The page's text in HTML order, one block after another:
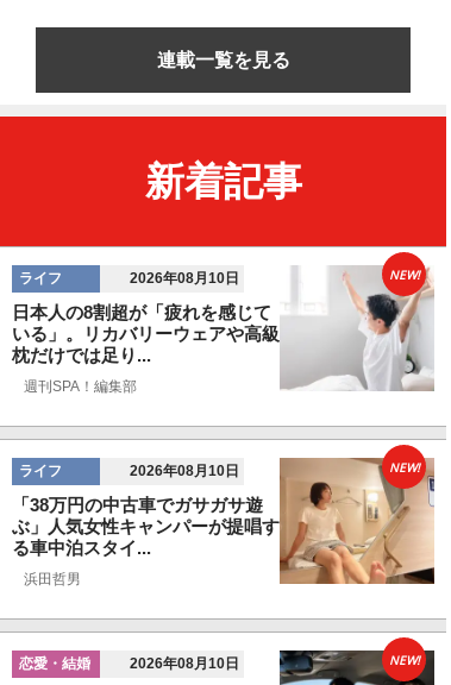
連載一覧を見る
新着記事
ライフ 2026年08月10日
日本人の8割超が「疲れを感じて
いる」。リカバリーウェアや高級
枕だけでは足り...
週刊SPA！編集部
NEW!
ライフ 2026年08月10日
「38万円の中古車でガサガサ遊
ぶ」人気女性キャンパーが提唱す
る車中泊スタイ...
浜田哲男
NEW!
恋愛・結婚 2026年08月10日 NEW!